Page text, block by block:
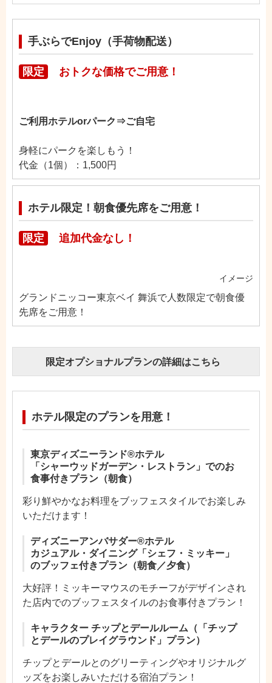
手ぶらでEnjoy（手荷物配送）
限定 おトクな価格でご用意！
ご利用ホテルorパーク⇒ご自宅
身軽にパークを楽しもう！
代金（1個）：1,500円
ホテル限定！朝食優先席をご用意！
限定 追加代金なし！
イメージ
グランドニッコー東京ベイ 舞浜で人数限定で朝食優
先席をご用意！
限定オプショナルプランの詳細はこちら
ホテル限定のプランを用意！
東京ディズニーランド®ホテル
「シャーウッドガーデン・レストラン」でのお
食事付きプラン（朝食）
彩り鮮やかなお料理をブッフェスタイルでお楽しみ
いただけます！
ディズニーアンバサダー®ホテル
カジュアル・ダイニング「シェフ・ミッキー」
のブッフェ付きプラン（朝食／夕食）
大好評！ミッキーマウスのモチーフがデザインされ
た店内でのブッフェスタイルのお食事付きプラン！
キャラクター チップとデールルーム（「チップ
とデールのプレイグラウンド」プラン）
チップとデールとのグリーティングやオリジナルグ
ッズをお楽しみいただける宿泊プラン！